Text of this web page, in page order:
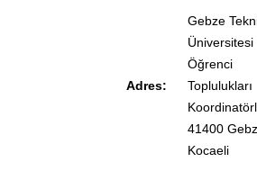
Adres:
Gebze
Üniversitesi
Öğrenci
Toplulukları
41400
Kocaeli